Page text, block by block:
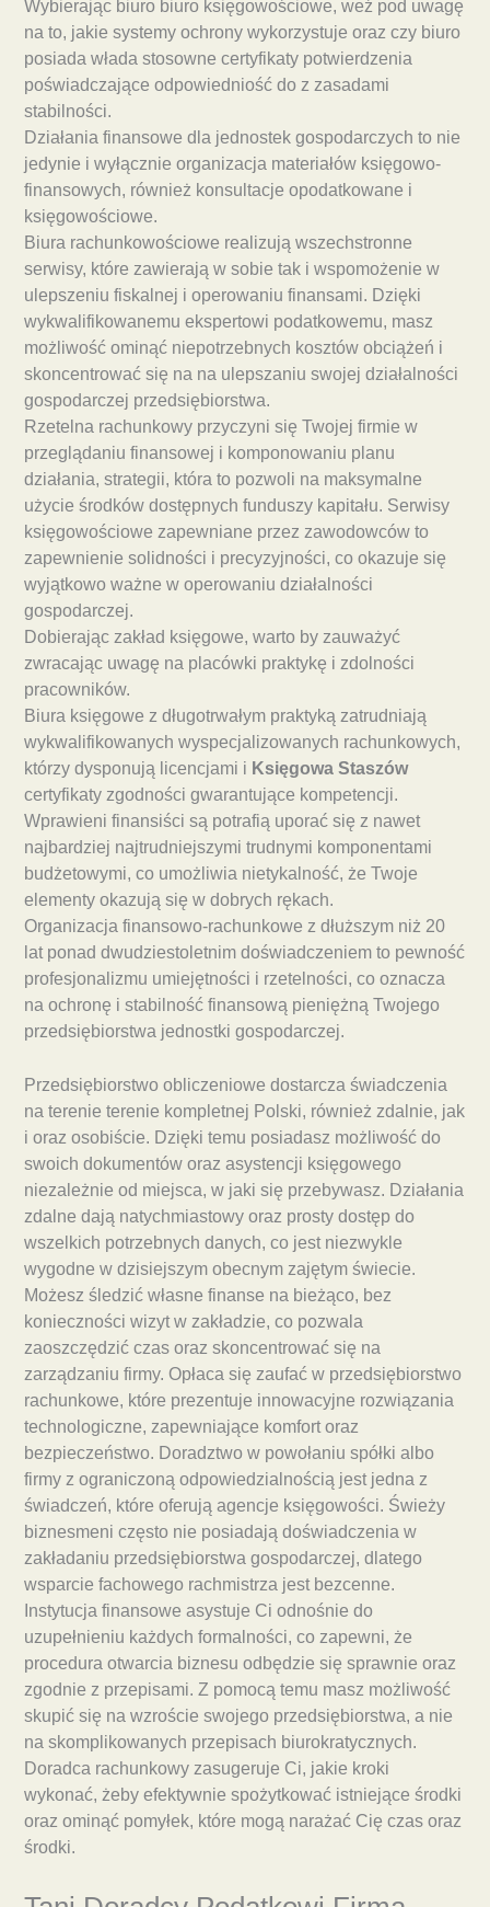
Wybierając biuro biuro księgowościowe, weź pod uwagę
na to, jakie systemy ochrony wykorzystuje oraz czy biuro
posiada włada stosowne certyfikaty potwierdzenia
poświadczające odpowiedniość do z zasadami
stabilności.
Działania finansowe dla jednostek gospodarczych to nie
jedynie i wyłącznie organizacja materiałów księgowo-
finansowych, również konsultacje opodatkowane i
księgowościowe.
Biura rachunkowościowe realizują wszechstronne
serwisy, które zawierają w sobie tak i wspomożenie w
ulepszeniu fiskalnej i operowaniu finansami. Dzięki
wykwalifikowanemu ekspertowi podatkowemu, masz
możliwość ominąć niepotrzebnych kosztów obciążeń i
skoncentrować się na na ulepszaniu swojej działalności
gospodarczej przedsiębiorstwa.
Rzetelna rachunkowy przyczyni się Twojej firmie w
przeglądaniu finansowej i komponowaniu planu
działania, strategii, która to pozwoli na maksymalne
użycie środków dostępnych funduszy kapitału. Serwisy
księgowościowe zapewniane przez zawodowców to
zapewnienie solidności i precyzyjności, co okazuje się
wyjątkowo ważne w operowaniu działalności
gospodarczej.
Dobierając zakład księgowe, warto by zauważyć
zwracając uwagę na placówki praktykę i zdolności
pracowników.
Biura księgowe z długotrwałym praktyką zatrudniają
wykwalifikowanych wyspecjalizowanych rachunkowych,
którzy dysponują licencjami i Księgowa Staszów
certyfikaty zgodności gwarantujące kompetencji.
Wprawieni finansiści są potrafią uporać się z nawet
najbardziej najtrudniejszymi trudnymi komponentami
budżetowymi, co umożliwia nietykalność, że Twoje
elementy okazują się w dobrych rękach.
Organizacja finansowo-rachunkowe z dłuższym niż 20
lat ponad dwudziestoletnim doświadczeniem to pewność
profesjonalizmu umiejętności i rzetelności, co oznacza
na ochronę i stabilność finansową pieniężną Twojego
przedsiębiorstwa jednostki gospodarczej.
Przedsiębiorstwo obliczeniowe dostarcza świadczenia
na terenie terenie kompletnej Polski, również zdalnie, jak
i oraz osobiście. Dzięki temu posiadasz możliwość do
swoich dokumentów oraz asystencji księgowego
niezależnie od miejsca, w jaki się przebywasz. Działania
zdalne dają natychmiastowy oraz prosty dostęp do
wszelkich potrzebnych danych, co jest niezwykle
wygodne w dzisiejszym obecnym zajętym świecie.
Możesz śledzić własne finanse na bieżąco, bez
konieczności wizyt w zakładzie, co pozwala
zaoszczędzić czas oraz skoncentrować się na
zarządzaniu firmy. Opłaca się zaufać w przedsiębiorstwo
rachunkowe, które prezentuje innowacyjne rozwiązania
technologiczne, zapewniające komfort oraz
bezpieczeństwo. Doradztwo w powołaniu spółki albo
firmy z ograniczoną odpowiedzialnością jest jedna z
świadczeń, które oferują agencje księgowości. Świeży
biznesmeni często nie posiadają doświadczenia w
zakładaniu przedsiębiorstwa gospodarczej, dlatego
wsparcie fachowego rachmistrza jest bezcenne.
Instytucja finansowe asystuje Ci odnośnie do
uzupełnieniu każdych formalności, co zapewni, że
procedura otwarcia biznesu odbędzie się sprawnie oraz
zgodnie z przepisami. Z pomocą temu masz możliwość
skupić się na wzroście swojego przedsiębiorstwa, a nie
na skomplikowanych przepisach biurokratycznych.
Doradca rachunkowy zasugeruje Ci, jakie kroki
wykonać, żeby efektywnie spożytkować istniejące środki
oraz ominąć pomyłek, które mogą narażać Cię czas oraz
środki.